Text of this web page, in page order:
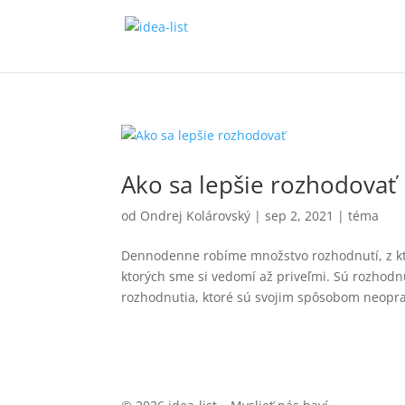
Ako sa lepšie rozhodovať
od Ondrej Kolárovský |sep 2, 2021 |téma
Dennodenne robíme množstvo rozhodnutí, z
ktorých sme si vedomí až priveľmi. Sú
rozhodnutia, ktoré sú svojim spôsobom